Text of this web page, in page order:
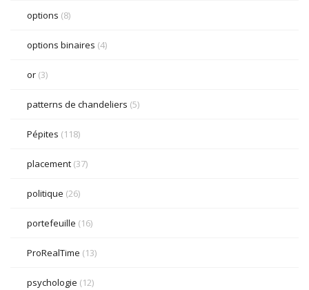
options (8)
options binaires (4)
or (3)
patterns de chandeliers (5)
Pépites (118)
placement (37)
politique (26)
portefeuille (16)
ProRealTime (13)
psychologie (12)